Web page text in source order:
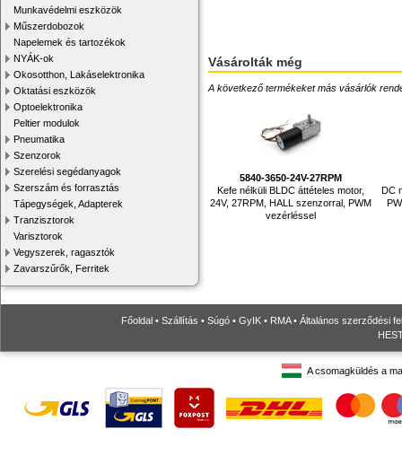
Munkavédelmi eszközök
Műszerdobozok
Napelemek és tartozékok
NYÁK-ok
Okosotthon, Lakáselektronika
Oktatási eszközök
Optoelektronika
Peltier modulok
Pneumatika
Szenzorok
Szerelési segédanyagok
Szerszám és forrasztás
Tápegységek, Adapterek
Tranzisztorok
Varisztorok
Vegyszerek, ragasztók
Zavarszűrők, Ferritek
Vásárolták még
A következő termékeket más vásárlók
5840-3650-24V-27RPM
Kefe nélküli BLDC áttételes motor,
24V, 27RPM, HALL szenzorral, PWM
vezérléssel
DC
Főoldal • Szállítás • Súgó • GyIK • RMA• Általános szerződési
A csomagküldés a